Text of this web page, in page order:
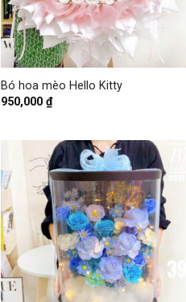
+
Bó hoa mèo Hello Kitty
950,000₫